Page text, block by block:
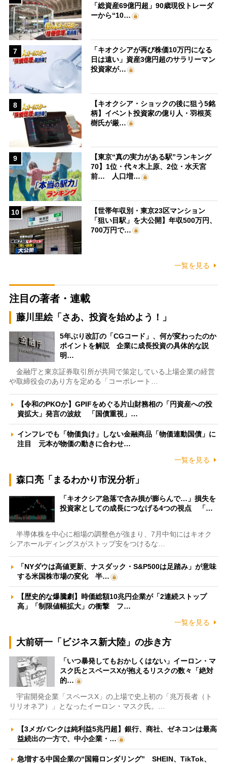
「総資産69億円超」90歳現役トレーダ
ーから“10…
7
「キオクシアが再び株価10万円になる
日は遠い」資産3億円超のサラリーマン
投資家が…
8
【キオクシア・ショックの後に狙う5銘
柄】イベント投資家の億り人・羽根英
樹氏が厳…
9
【東京“真の実力がある駅”ランキング
70】1位・代々木上原、2位・水天宮
前… 人口増…
10
【世帯年収別・東京23区マンション
「狙い目駅」を大公開】年収500万円、
700万円で…
一覧を見る
注目の著者・連載
藤川里絵「さあ、投資を始めよう！」
5年ぶり改訂の「CGコード」、何が変わったのか
ポイントを解説 企業に成長投資の具体的な説
明…
金融庁と東京証券取引所が共同で策定している上場企業の経営
や取締役会のあり方を定める「コーポレート…
【令和のPKOか】GPIFをめぐる片山財務相の「円資産への投
資拡大」発言の波紋 「国債重視」…
インフレでも「物価負け」しない金融商品「物価連動国債」に
注目 元本が物価の動きに合わせ…
一覧を見る
森口亮「まるわかり市況分析」
「キオクシア急落で含み損が膨らんで…」損失を
投資家としての成長につなげる4つの視点 「…
半導体株を中心に相場の調整色が強まり、7月中旬にはキオク
シアホールディングスがストップ安をつけるな…
「NYダウは高値更新、ナスダック・S&P500は足踏み」が意味
する米国株市場の変化 半…
【歴史的な爆騰劇】時価総額10兆円企業が「2連続ストップ
高」「制限値幅拡大」の衝撃 フ…
一覧を見る
大前研一「ビジネス新大陸」の歩き方
「いつ暴発してもおかしくはない」イーロン・マ
スク氏とスペースXが抱えるリスクの数々「絶対
的…
宇宙開発企業「スペースX」の上場で史上初の「兆万長者（ト
リリオネア）」となったイーロン・マスク氏。…
【3メガバンクは純利益5兆円超】銀行、商社、ゼネコンは最高
益続出の一方で、中小企業・…
急増する中国企業の“国籍ロンダリング” SHEIN、TikTok、